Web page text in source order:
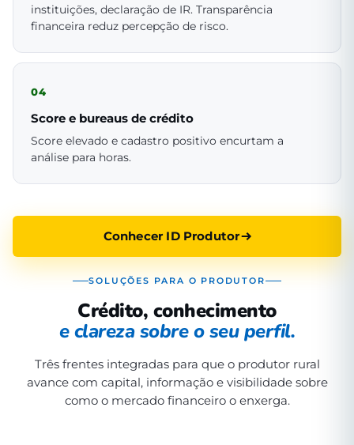
instituições, declaração de IR. Transparência
financeira reduz percepção de risco.
04
Score e bureaus de crédito
Score elevado e cadastro positivo encurtam a
análise para horas.
Conhecer ID Produtor
SOLUÇÕES PARA O PRODUTOR
Crédito, conhecimento
e clareza sobre o seu perfil.
Três frentes integradas para que o produtor rural
avance com capital, informação e visibilidade sobre
como o mercado financeiro o enxerga.